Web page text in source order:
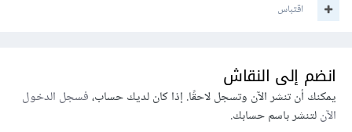
اقتباس
انضم إلى النقاش
يمكنك أن تنشر الآن وتسجل لاحقًا. إذا كان لديك حساب،فسجل الدخول
الآنلتنشر باسم حسابك.